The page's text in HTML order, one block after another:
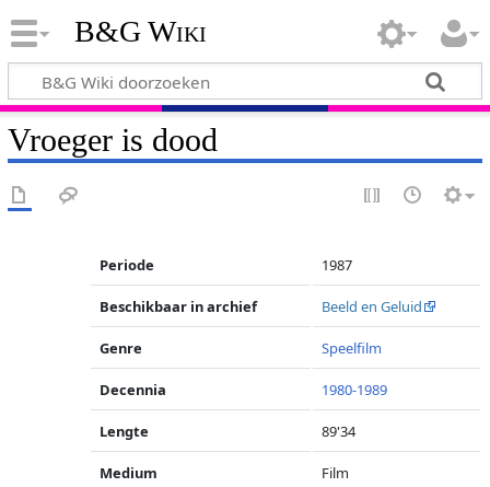
B&G Wiki
Vroeger is dood
Periode 1987
Beschikbaar in archief Beeld en Geluid
Genre Speelfilm
Decennia 1980-1989
Lengte 89'34
Medium Film